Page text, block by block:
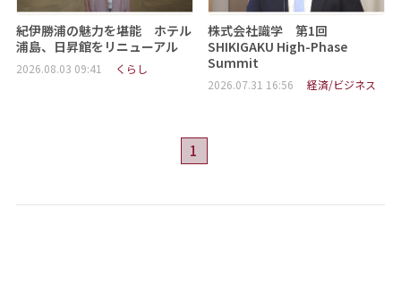
紀伊勝浦の魅力を堪能 ホテル
浦島、日昇館をリニューアル
2026.08.03 09:41 くらし
株式会社識学 第1回
SHIKIGAKU High-Phase
Summit
2026.07.31 16:56 経済/ビジネス
1